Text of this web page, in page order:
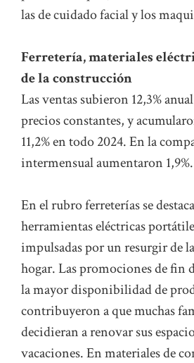
las de cuidado facial y los
Ferretería, materiales
de la construcción
Las ventas subieron 12,3%
precios constantes, y
11,2% en todo 2024. En la
intermensual aumentaron 1,9%.
En el rubro ferreterías se
herramientas eléctricas
impulsadas por un resurgir de
hogar. Las promociones de fin
la mayor disponibilidad de
contribuyeron a que muchas
decidieran a renovar sus
vacaciones. En materiales de